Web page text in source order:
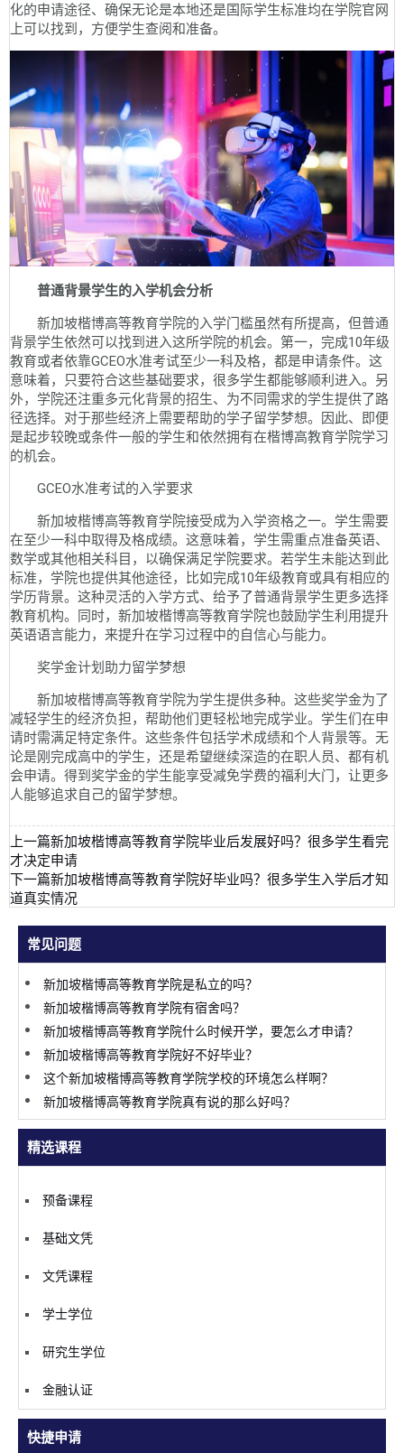
化的申请途径、确保无论是本地还是国际学生标准均在学院官网
上可以找到，方便学生查阅和准备。
普通背景学生的入学机会分析
新加坡楷博高等教育学院的入学门槛虽然有所提高，但普通
背景学生依然可以找到进入这所学院的机会。第一，完成10年级
教育或者依靠GCEO水准考试至少一科及格，都是申请条件。这
意味着，只要符合这些基础要求，很多学生都能够顺利进入。另
外，学院还注重多元化背景的招生、为不同需求的学生提供了路
径选择。对于那些经济上需要帮助的学子留学梦想。因此、即便
是起步较晚或条件一般的学生和依然拥有在楷博高教育学院学习
的机会。
GCEO水准考试的入学要求
新加坡楷博高等教育学院接受成为入学资格之一。学生需要
在至少一科中取得及格成绩。这意味着，学生需重点准备英语、
数学或其他相关科目，以确保满足学院要求。若学生未能达到此
标准，学院也提供其他途径，比如完成10年级教育或具有相应的
学历背景。这种灵活的入学方式、给予了普通背景学生更多选择
教育机构。同时，新加坡楷博高等教育学院也鼓励学生利用提升
英语语言能力，来提升在学习过程中的自信心与能力。
奖学金计划助力留学梦想
新加坡楷博高等教育学院为学生提供多种。这些奖学金为了
减轻学生的经济负担，帮助他们更轻松地完成学业。学生们在申
请时需满足特定条件。这些条件包括学术成绩和个人背景等。无
论是刚完成高中的学生，还是希望继续深造的在职人员、都有机
会申请。得到奖学金的学生能享受减免学费的福利大门，让更多
人能够追求自己的留学梦想。
上一篇新加坡楷博高等教育学院毕业后发展好吗？很多学生看完
才决定申请
下一篇新加坡楷博高等教育学院好毕业吗？很多学生入学后才知
道真实情况
常见问题
新加坡楷博高等教育学院是私立的吗？
新加坡楷博高等教育学院有宿舍吗？
新加坡楷博高等教育学院什么时候开学，要怎么才申请？
新加坡楷博高等教育学院好不好毕业？
这个新加坡楷博高等教育学院学校的环境怎么样啊？
新加坡楷博高等教育学院真有说的那么好吗？
精选课程
预备课程
基础文凭
文凭课程
学士学位
研究生学位
金融认证
快捷申请